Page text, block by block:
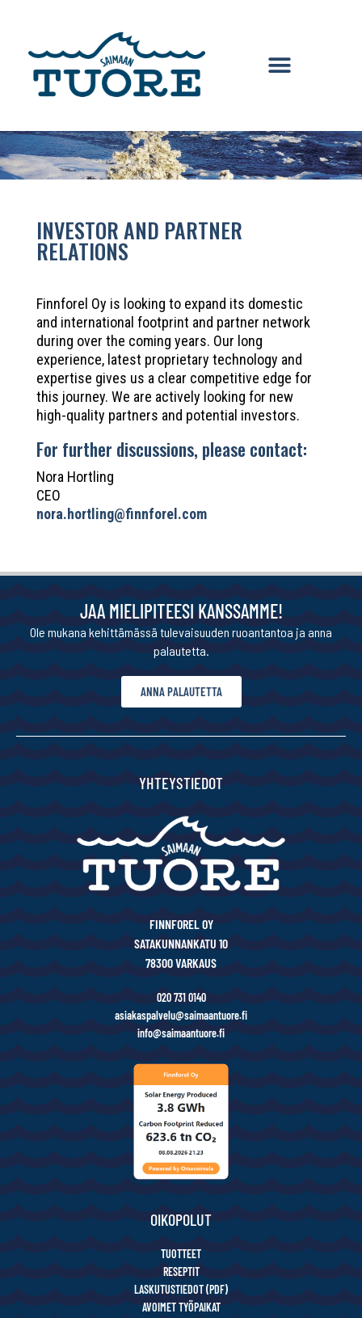
INVESTOR AND PARTNER
RELATIONS
Finnforel Oy is looking to expand its domestic
and international footprint and partner network
during over the coming years. Our long
experience, latest proprietary technology and
expertise gives us a clear competitive edge for
this journey. We are actively looking for new
high-quality partners and potential investors.
​For further discussions, please contact:
Nora Hortling
CEO
nora.hortling@finnforel.com
JAA MIELIPITEESI KANSSAMME!
Ole mukana kehittämässä tulevaisuuden ruoantantoa ja anna
palautetta.
ANNA PALAUTETTA
YHTEYSTIEDOT
FINNFOREL OY
SATAKUNNANKATU 10
78300 VARKAUS
020 731 0140
asiakaspalvelu@saimaantuore.fi
info@saimaantuore.fi
OIKOPOLUT
TUOTTEET
RESEPTIT
LASKUTUSTIEDOT (PDF)
AVOIMET TYÖPAIKAT